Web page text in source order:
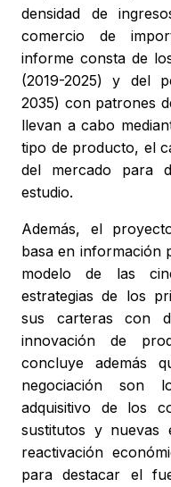
densidad de
comercio de
informe consta de
(2019-2025) y del
2035) con patrones
llevan a cabo
tipo de producto, el
del mercado para
estudio.
Además, el
basa en información
modelo de las
estrategias de los
sus carteras con
innovación de
concluye además
negociación son
adquisitivo de los
sustitutos y
reactivación
para destacar el